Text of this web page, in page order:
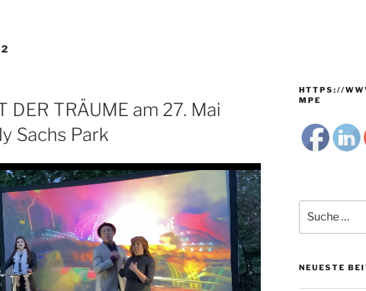
DER TRÄUME am 27. Mai
Sachs Park
HTTPS://
MPE
nach:
NEUESTE